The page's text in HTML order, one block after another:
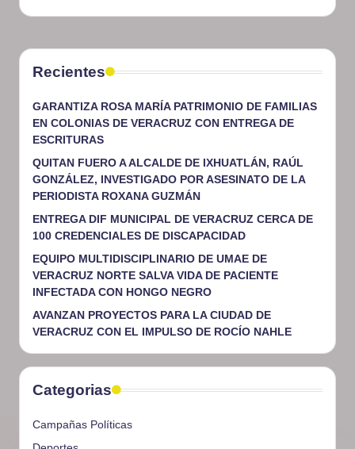
Recientes
GARANTIZA ROSA MARÍA PATRIMONIO DE FAMILIAS
EN COLONIAS DE VERACRUZ CON ENTREGA DE
ESCRITURAS
QUITAN FUERO A ALCALDE DE IXHUATLÁN, RAÚL
GONZÁLEZ, INVESTIGADO POR ASESINATO DE LA
PERIODISTA ROXANA GUZMÁN
ENTREGA DIF MUNICIPAL DE VERACRUZ CERCA DE
100 CREDENCIALES DE DISCAPACIDAD
EQUIPO MULTIDISCIPLINARIO DE UMAE DE
VERACRUZ NORTE SALVA VIDA DE PACIENTE
INFECTADA CON HONGO NEGRO
AVANZAN PROYECTOS PARA LA CIUDAD DE
VERACRUZ CON EL IMPULSO DE ROCÍO NAHLE
Categorias
Campañas Políticas